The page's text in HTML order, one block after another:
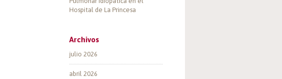
Hospital de La Princesa
Archivos
julio 2026
abril 2026